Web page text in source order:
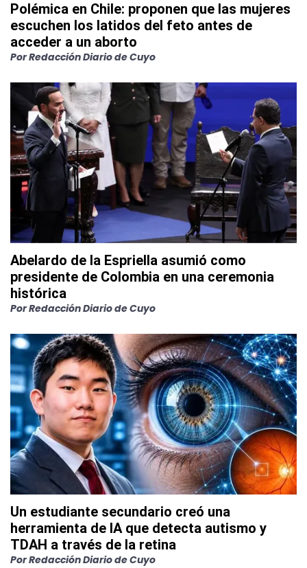
Polémica en Chile: proponen que las mujeres
escuchen los latidos del feto antes de
acceder a un aborto
PorRedacción Diario de Cuyo
Abelardo de la Espriella asumió como
presidente de Colombia en una ceremonia
histórica
PorRedacción Diario de Cuyo
Un estudiante secundario creó una
herramienta de IA que detecta autismo y
TDAH a través de la retina
PorRedacción Diario de Cuyo